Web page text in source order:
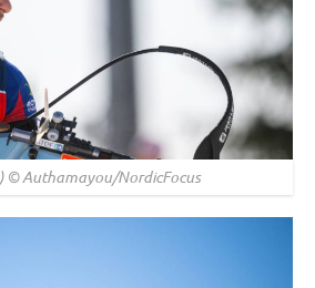
© Authamayou/NordicFocus